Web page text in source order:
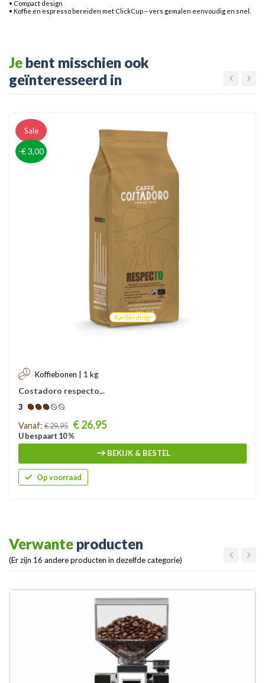
• Compact design
• Koffie en espresso bereiden met ClickCup – vers gemalen eenvoudig en snel.
Je bent misschien ook
geïnteresseerd in
Sale
-€ 3,00
Aanbieding!
Koffiebonen | 1 kg
Costadoro respecto...
3
Prijs
Vanaf: € 29,95 € 26,95
U bespaart 10 %
BEKIJK & BESTEL
Op voorraad
Verwante producten
(Er zijn 16 andere producten in dezelfde categorie)